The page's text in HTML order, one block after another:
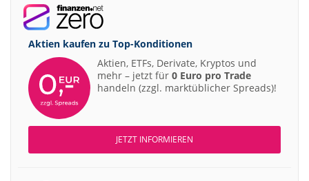
Aktien kaufen zu Top-Konditionen
Aktien, ETFs, Derivate, Kryptos und
mehr – jetzt für 0 Euro pro Trade
handeln (zzgl. marktüblicher Spreads)!
JETZT INFORMIEREN